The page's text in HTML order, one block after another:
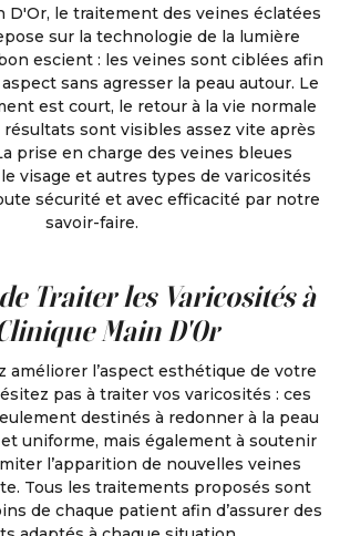
D'Or, le traitement des veines éclatées
sur la technologie de la lumière
escient : les veines sont ciblées afin
sans agresser la peau autour. Le
est court, le retour à la vie normale
sont visibles assez vite après
prise en charge des veines bleues
visage et autres types de varicosités
sécurité et avec efficacité par notre
savoir-faire.
Traiter les Varicosités à
Main D'Or
améliorer l’aspect esthétique de votre
pas à traiter vos varicosités : ces
destinés à redonner à la peau
uniforme, mais également à soutenir
l’apparition de nouvelles veines
Tous les traitements proposés sont
de chaque patient afin d’assurer des